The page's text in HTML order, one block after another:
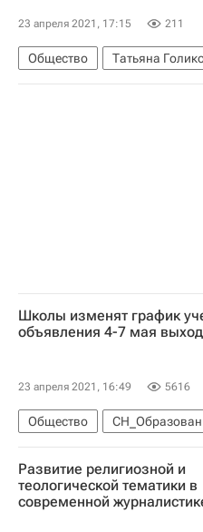
23 апреля 2021, 17:15 211
Общество
Татьяна
СН_Образование
Школы изменят график
объявления 4-7 мая
23 апреля 2021, 16:49 5616
Общество
Социальный навигатор
Развитие религиозной и
теологической тематики в
современной